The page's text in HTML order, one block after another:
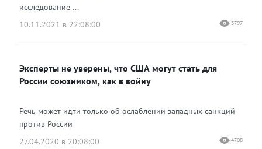
исследование ...
10.11.2021 в 22:08:00
3797
Эксперты не уверены, что США могут стать для
России союзником, как в войну
Речь может идти только об ослаблении западных санкций
против России
27.04.2020 в 20:08:00
4708